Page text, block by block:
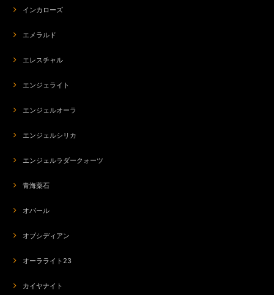
こもったご対応いただき、素敵な誕生日の記念になりました。ありがとうご
インカローズ
エメラルド
エレスチャル
エンジェライト
エンジェルオーラ
エンジェルシリカ
エンジェルラダークォーツ
青海薬石
オパール
オブシディアン
オーラライト23
カイヤナイト